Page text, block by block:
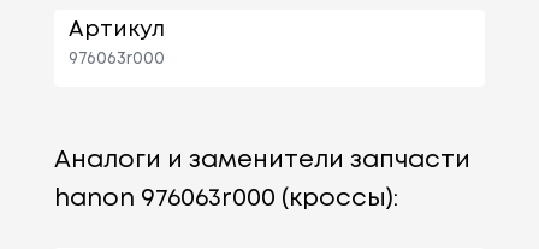
Артикул
976063r000
Аналоги и заменители запчасти
hanon 976063r000 (кроссы):